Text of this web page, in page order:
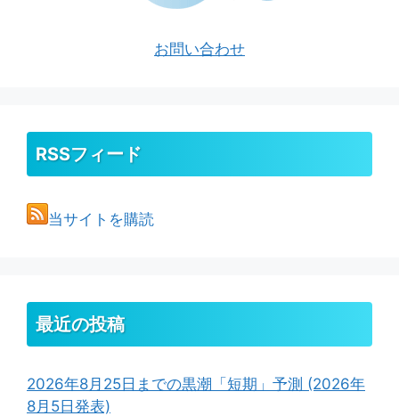
お問い合わせ
RSSフィード
当サイトを購読
最近の投稿
2026年8月25日までの黒潮「短期」予測 (2026年
8月5日発表)